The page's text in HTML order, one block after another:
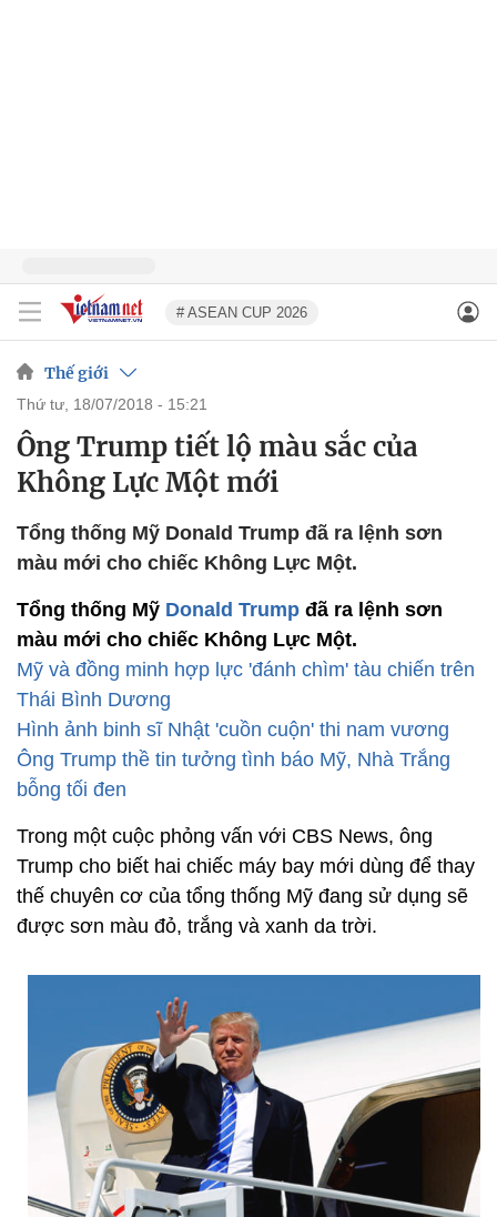
# ASEAN CUP 2026
Thế giới
thứ tư, 18/07/2018 - 15:21
Ông Trump tiết lộ màu sắc của
Không Lực Một mới
Tổng thống Mỹ Donald Trump đã ra lệnh sơn
màu mới cho chiếc Không Lực Một.
Tổng thống Mỹ Donald Trump đã ra lệnh sơn
màu mới cho chiếc Không Lực Một.
Mỹ và đồng minh hợp lực 'đánh chìm' tàu chiến trên
Thái Bình Dương
Hình ảnh binh sĩ Nhật 'cuồn cuộn' thi nam vương
Ông Trump thề tin tưởng tình báo Mỹ, Nhà Trắng
bỗng tối đen
Trong một cuộc phỏng vấn với CBS News, ông
Trump cho biết hai chiếc máy bay mới dùng để thay
thế chuyên cơ của tổng thống Mỹ đang sử dụng sẽ
được sơn màu đỏ, trắng và xanh da trời.